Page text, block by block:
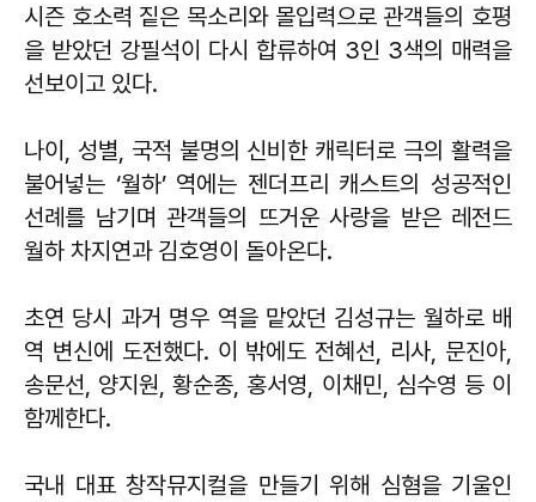
시즌 호소력 짙은 목소리와 몰입력으로 관객들의 호평
을 받았던 강필석이 다시 합류하여 3인 3색의 매력을
선보이고 있다.
나이, 성별, 국적 불명의 신비한 캐릭터로 극의 활력을
불어넣는 ‘월하’ 역에는 젠더프리 캐스트의 성공적인
선례를 남기며 관객들의 뜨거운 사랑을 받은 레전드
월하 차지연과 김호영이 돌아온다.
초연 당시 과거 명우 역을 맡았던 김성규는 월하로 배
역 변신에 도전했다. 이 밖에도 전혜선, 리사, 문진아,
송문선, 양지원, 황순종, 홍서영, 이채민, 심수영 등 이
함께한다.
국내 대표 창작뮤지컬을 만들기 위해 심혐을 기울인